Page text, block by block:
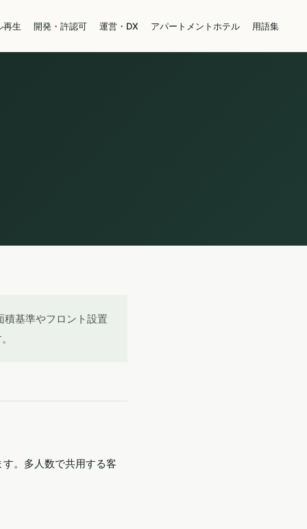
再生 開発・許認可 運営・DX アパートメントホテル 用語集
基準やフロント設置
。多人数で共用する客